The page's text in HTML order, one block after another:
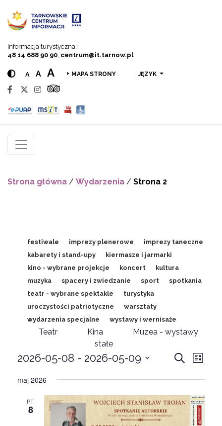
Informacja turystyczna:
48 14 688 90 90 centrum@it.tarnow.pl
A A A MAPA STRONY JĘZYK
Strona główna / Wydarzenia / Strona 2
festiwale imprezy plenerowe
imprezy taneczne
kabarety i stand-upy
kiermasze i jarmarki
kino - wybrane projekcje
koncert
kultura
muzyka
spacery i zwiedzanie sport
spotkania
teatr - wybrane spektakle
turystyka
uroczystości patriotyczne
warsztaty
wydarzenia specjalne
wystawy i wernisaże
Teatr Kina
Muzea - wystawy
stałe
po
Wyszukaj
Lista
2026-05-08 - 2026-05-09
datę.
maj 2026
PT.
8